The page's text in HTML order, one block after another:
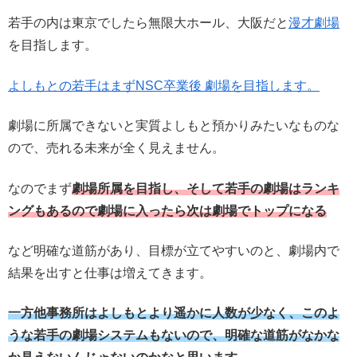
若手の内は東京でしたら無限大ホール、大阪だと漫才劇場
を目指します。
よしもとの若手はまずNSC卒業後 劇場を目指します。
劇場に所属できないと実質よしもと預かりみたいなものな
ので、売れる未来が全く見えません。
なのでまず劇場所属を目指し、そして若手の劇場はランキ
ングもあるので劇場に入ったら次は劇場でトップになる
など明確な道筋があり、目標が立てやすいのと、劇場内で
結果を出すと仕事は増えてきます。
一方他事務所はよしもとより遥かに人数が少なく、このよ
うな若手の劇場システムもないので、明確な道筋がなかな